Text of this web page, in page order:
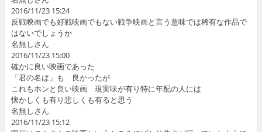
2016/11/23 15:24
反戦映画でも好戦映画でもない戦争映画と言う意味では稀有な作品で
はないでしょうか
名無しさん
2016/11/23 15:00
確かに良い映画であった
「君の名は」も 良かったが
これもホンと良い映画 現実味が有り特に年配の人には
懐かしくも有り悲しくも有ると思う
名無しさん
2016/11/23 15:12